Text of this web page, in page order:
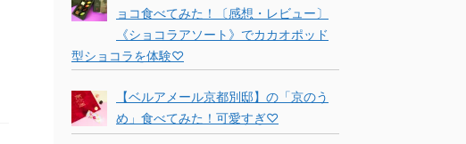
ョコ食べてみた！〔感想・レビュー〕
《ショコラアソート》でカカオポッド
型ショコラを体験♡
【ベルアメール京都別邸】の「京のう
め」食べてみた！可愛すぎ♡